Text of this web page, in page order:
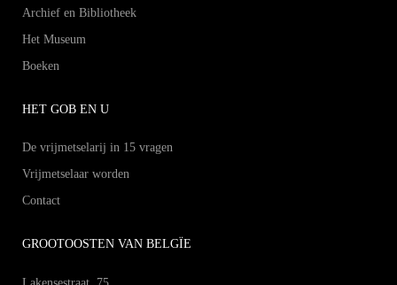
Archief en Bibliotheek
Het Museum
Boeken
HET GOB EN U
De vrijmetselarij in 15 vragen
Vrijmetselaar worden
Contact
GROOTOOSTEN VAN BELGÏE